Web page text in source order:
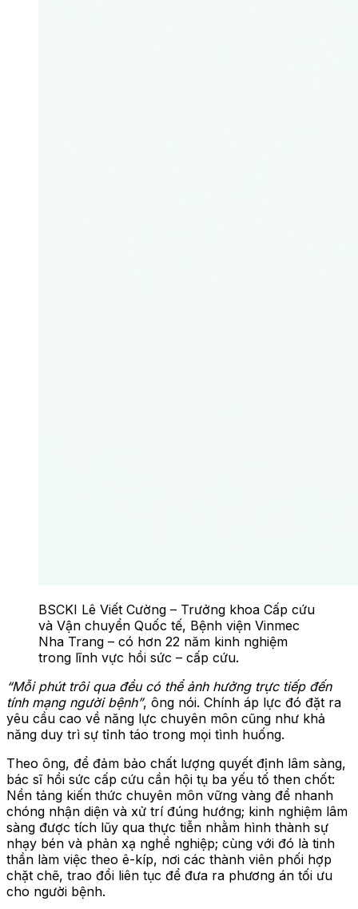
BSCKI Lê Viết Cường – Trưởng khoa Cấp cứu
và Vận chuyển Quốc tế, Bệnh viện Vinmec
Nha Trang – có hơn 22 năm kinh nghiệm
trong lĩnh vực hồi sức – cấp cứu.
“Mỗi phút trôi qua đều có thể ảnh hưởng trực tiếp đến
tính mạng người bệnh”, ông nói. Chính áp lực đó đặt ra
yêu cầu cao về năng lực chuyên môn cũng như khả
năng duy trì sự tỉnh táo trong mọi tình huống.
Theo ông, để đảm bảo chất lượng quyết định lâm sàng,
bác sĩ hồi sức cấp cứu cần hội tụ ba yếu tố then chốt:
Nền tảng kiến thức chuyên môn vững vàng để nhanh
chóng nhận diện và xử trí đúng hướng; kinh nghiệm lâm
sàng được tích lũy qua thực tiễn nhằm hình thành sự
nhạy bén và phản xạ nghề nghiệp; cùng với đó là tinh
thần làm việc theo ê-kíp, nơi các thành viên phối hợp
chặt chẽ, trao đổi liên tục để đưa ra phương án tối ưu
cho người bệnh.